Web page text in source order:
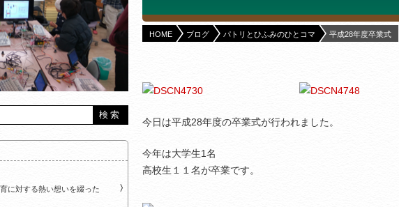
HOME ブログ パトリとひふみのひとコマ 平成28年度卒業式
今日は平成28年度の卒業式が行われました。
今年は大学生1名
高校生１１名が卒業です。
に対する熱い想いを綴った